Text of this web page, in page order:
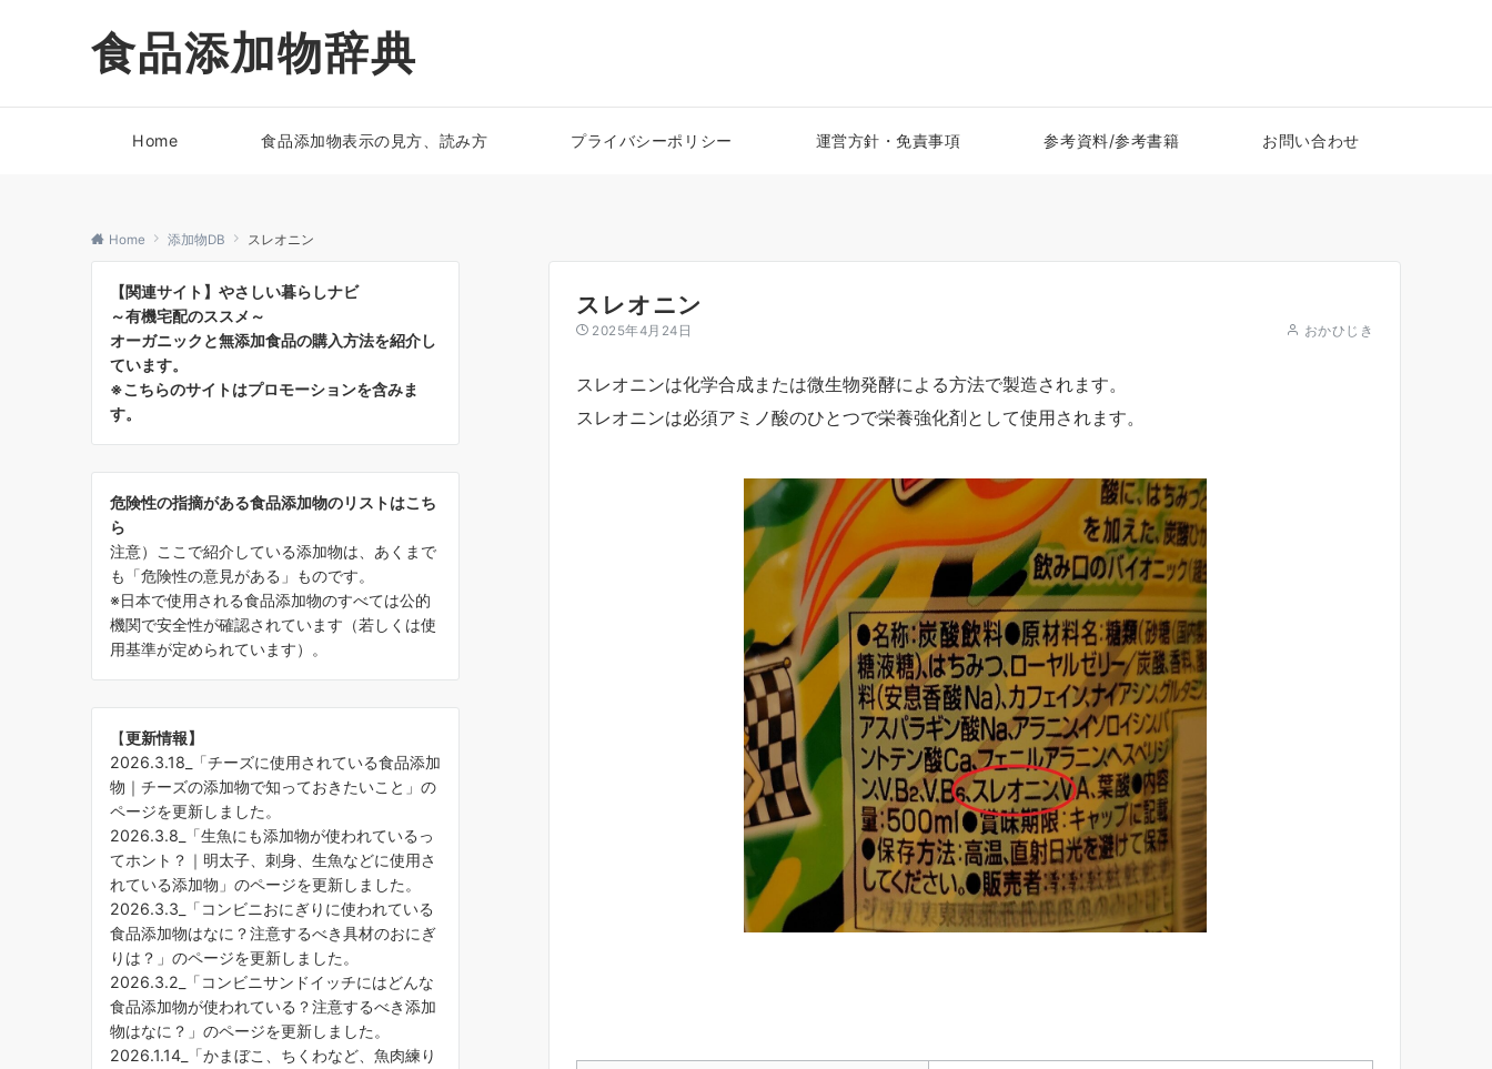
食品添加物辞典
Home 食品添加物表示の見方、読み方 プライバシーポリシー 運営方針・免責事項 参考資料/参考書籍 お問い合わせ
Home 添加物DB スレオニン
スレオニン
2025年4月24日 おかひじき
スレオニンは化学合成または微生物発酵による方法で製造されます。
スレオニンは必須アミノ酸のひとつで栄養強化剤として使用されます。
【関連サイト】やさしい暮らしナビ
～有機宅配のススメ～
オーガニックと無添加食品の購入方法を紹介し
ています。
※こちらのサイトはプロモーションを含みま
す。
危険性の指摘がある食品添加物のリストはこち
ら
注意）ここで紹介している添加物は、あくまで
も「危険性の意見がある」ものです。
※日本で使用される食品添加物のすべては公的
機関で安全性が確認されています（若しくは使
用基準が定められています）。
【更新情報】
2026.3.18_「チーズに使用されている食品添加
物｜チーズの添加物で知っておきたいこと 」の
ページを更新しました。
2026.3.8_「生魚にも添加物が使われているっ
てホント？｜明太子、刺身、生魚などに使用さ
れている添加物 」のページを更新しました。
2026.3.3_「コンビニおにぎりに使われている
食品添加物はなに？注意するべき具材のおにぎ
りは？ 」のページを更新しました。
2026.3.2_「コンビニサンドイッチにはどんな
食品添加物が使われている？注意するべき添加
物はなに？ 」のページを更新しました。
2026.1.14_「かまぼこ、ちくわなど、魚肉練り